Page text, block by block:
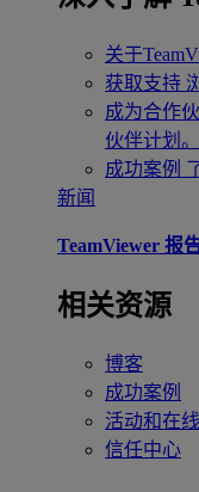
关于
获取支持
成为合作
伙伴计划。
成功案例
新闻
TeamViewer 报
相关资源
博客
成功案例
活动和在
信任中心